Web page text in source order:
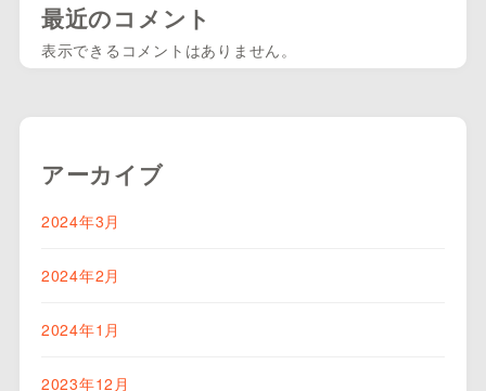
最近のコメント
表示できるコメントはありません。
アーカイブ
2024年3月
2024年2月
2024年1月
2023年12月